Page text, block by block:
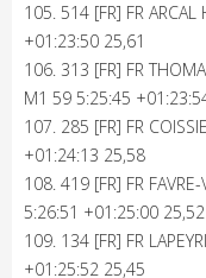
105. 514 [FR] FR
+01:23:50 25,61
106. 313 [FR] FR
M1 59 5:25:45
107. 285 [FR] FR
+01:24:13 25,58
108. 419 [FR] FR
5:26:51 +01:25:00 25,52
109. 134 [FR] FR
+01:25:52 25,45